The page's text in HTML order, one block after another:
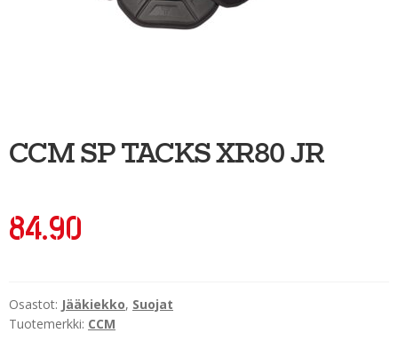
CCM SP TACKS XR80 JR
84.90
Osastot: Jääkiekko, Suojat
Tuotemerkki: CCM